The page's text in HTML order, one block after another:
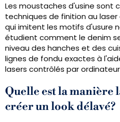
Les moustaches d'usine sont
techniques de finition au
qui imitent les motifs d'usure
étudient comment le denim
niveau des hanches et des
lignes de fondu exactes à
lasers contrôlés par
Quelle est la manière
créer un look délavé?